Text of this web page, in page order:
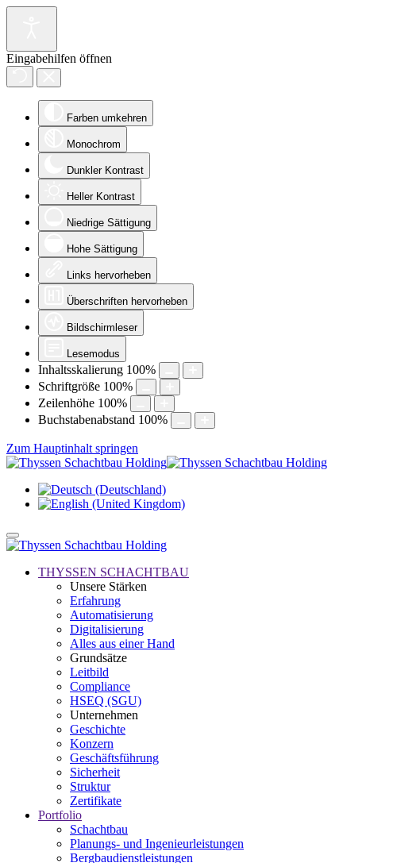
Eingabehilfen öffnen
Farben umkehren
Monochrom
Dunkler Kontrast
Heller Kontrast
Niedrige Sättigung
Hohe Sättigung
Links hervorheben
Überschriften hervorheben
Bildschirmleser
Lesemodus
Inhaltsskalierung 100%
Schriftgröße 100%
Zeilenhöhe 100%
Buchstabenabstand 100%
Zum Hauptinhalt springen
THYSSEN SCHACHTBAU
Unsere Stärken
Erfahrung
Automatisierung
Digitalisierung
Alles aus einer Hand
Grundsätze
Leitbild
Compliance
HSEQ (SGU)
Unternehmen
Geschichte
Konzern
Geschäftsführung
Sicherheit
Struktur
Zertifikate
Portfolio
Schachtbau
Planungs- und Ingenieurleistungen
Bergbaudienstleistungen